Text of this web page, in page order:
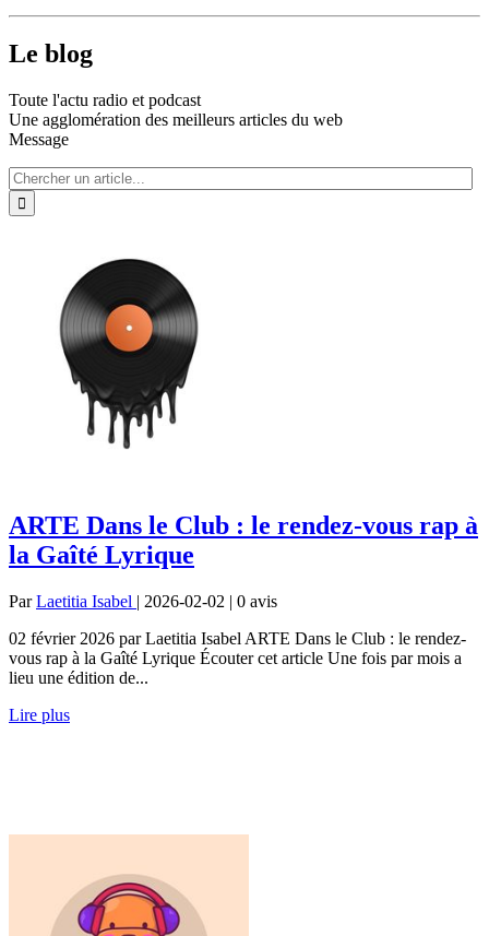
Le blog
Toute l'actu radio et podcast
Une agglomération des meilleurs articles du web
Message
ARTE Dans le Club : le rendez-vous rap à
la Gaîté Lyrique
ParLaetitia Isabel | 2026-02-02 | 0 avis
02 février 2026 par Laetitia Isabel ARTE Dans le Club : le rendez-
vous rap à la Gaîté Lyrique Écouter cet article Une fois par mois a
lieu une édition de...
Lire plus